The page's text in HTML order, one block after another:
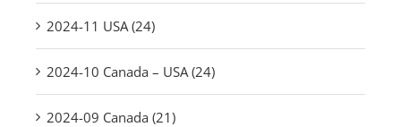
2024-11 USA (24)
2024-10 Canada – USA (24)
2024-09 Canada (21)